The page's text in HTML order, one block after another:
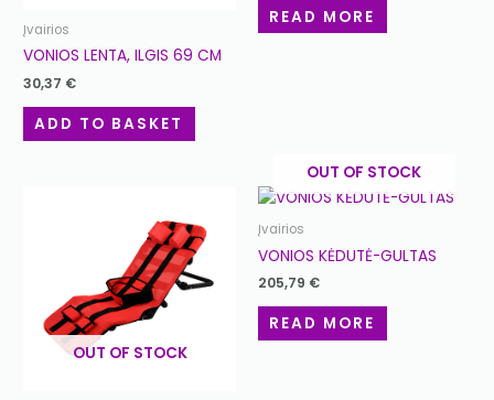
Įvairios
VONIOS LENTA, ILGIS 69 CM
30,37 €
ADD TO BASKET
READ MORE
OUT OF STOCK
OUT OF STOCK
Įvairios
VONIOS KĖDUTĖ-GULTAS
205,79 €
READ MORE